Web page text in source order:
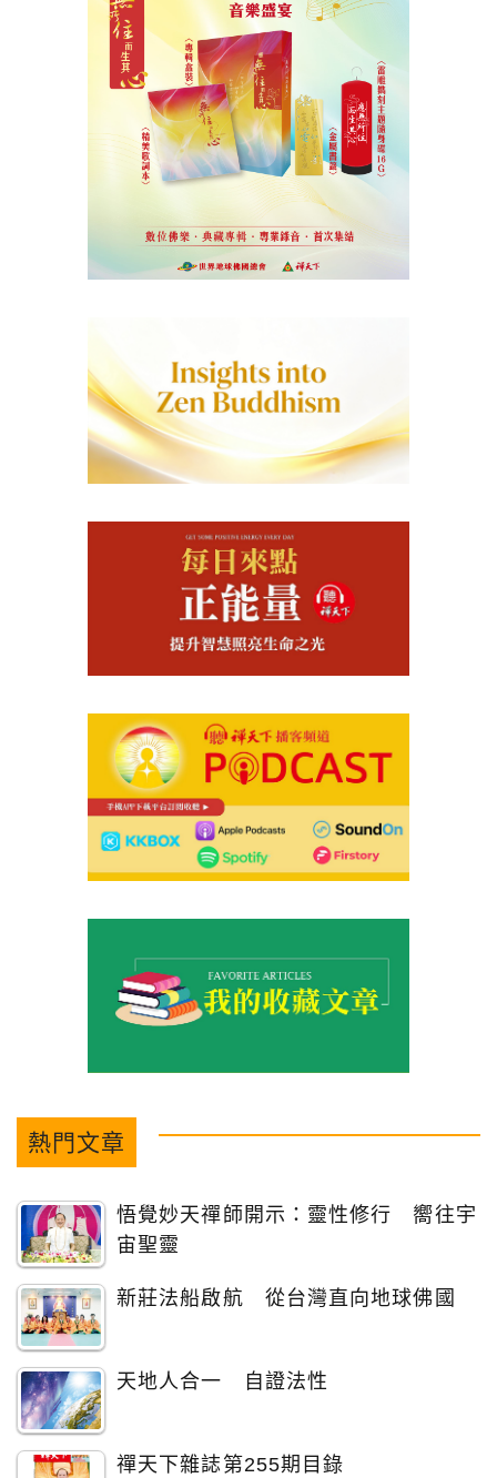
熱門文章
悟覺妙天禪師開示：靈性修行 嚮往宇
宙聖靈
新莊法船啟航 從台灣直向地球佛國
天地人合一 自證法性
禪天下雜誌第255期目錄